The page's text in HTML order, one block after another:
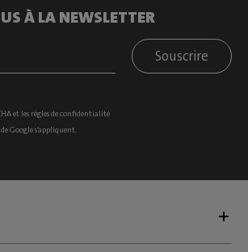
À LA NEWSLETTER
Souscrire
et les règles de confidentialité
de Google s’appliquent.